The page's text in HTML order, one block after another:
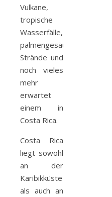
Vulkane,
tropische
Wasserfälle,
palmengesäumte
Strände und
noch vieles
mehr
erwartet
einem in
Costa Rica.
Costa Rica
liegt sowohl
an der
Karibikküste
als auch an